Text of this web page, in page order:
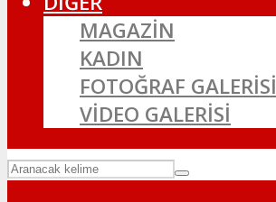
MAGAZİN
KADIN
FOTOĞRAF GALERİSİ
VİDEO GALERİSİ